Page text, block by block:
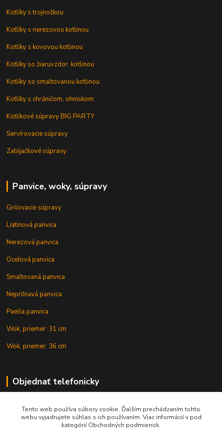
Kotlíky s trojnožkou
Kotlíky s nerezovou kotlinou
Kotlíky s kovovou kotlinou
Kotlíky so žiaruvzdor. kotlinou
Kotlíky so smaltovanou kotlinou
Kotlíky s chráničom, ohniskom
Kotlíkové súpravy BIG PARTY
Servírovacie súpravy
Zabíjačkové súpravy
Panvice, woky, súpravy
Grilovacie súpravy
Liatinová panvica
Nerezová panvica
Oceľová panvica
Smaltovaná panvica
Nepriľnavá panvica
Paella panvica
Wok, priemer: 31 cm
Wok, priemer: 36 cm
Objednať telefonicky
+421 902 212 007
Tento web používa súbory cookie. Ďalším prechádzaním tohto
webu vyjadrujete súhlas s ich používaním. Viac informácií v pod
kategórií Obchodných podmienok.